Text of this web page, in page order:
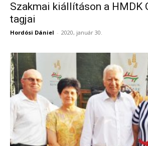
Szakmai kiállításon a HMDK
tagjai
Hordósi Dániel - 2020, január 30.